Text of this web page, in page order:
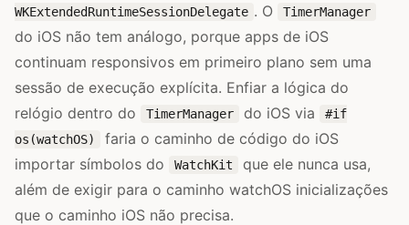
WKExtendedRuntimeSessionDelegate . O TimerManager
do iOS não tem análogo, porque apps de iOS
continuam responsivos em primeiro plano sem uma
sessão de execução explícita. Enfiar a lógica do
relógio dentro do
TimerManager do iOS via
#if
os(watchOS)
faria o caminho de código do iOS
importar símbolos do
WatchKit
que ele nunca usa,
além de exigir para o caminho watchOS inicializações
que o caminho iOS não precisa.